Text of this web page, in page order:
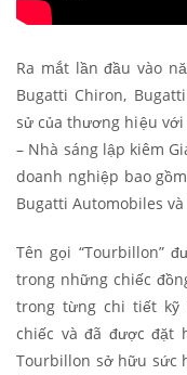
Ra mắt lần đầu vào
Bugatti Chiron,
sử của thương hiệu
– Nhà sáng lập kiêm
doanh nghiệp bao
Bugatti Automobiles
Tên gọi “Tourbillon”
trong những chiếc
trong từng chi tiết kỹ
chiếc và đã được đặt
Tourbillon sở hữu sức